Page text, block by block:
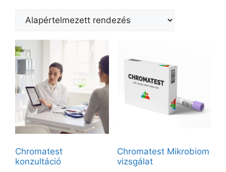
Chromatest
konzultáció
Chromatest Mikrobiom
vizsgálat